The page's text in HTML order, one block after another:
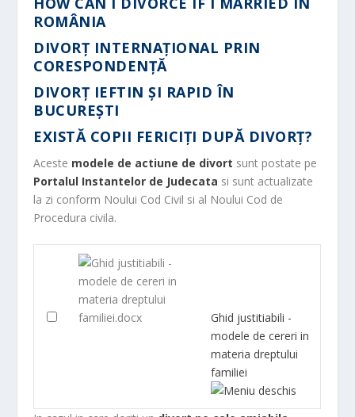
ROMÂNIA
DIVORȚ INTERNAȚIONAL PRIN
CORESPONDENȚĂ
DIVORȚ IEFTIN ȘI RAPID ÎN
BUCUREȘTI
EXISTĂ COPII FERICIŢI DUPĂ DIVORŢ?
Aceste modele de actiune de divort sunt postate pe
Portalul Instantelor de Judecata si sunt actualizate
la zi conform Noului Cod Civil si al Noului Cod de
Procedura civila.
Ghid justitiabili -
modele de cereri in
materia dreptului
familiei